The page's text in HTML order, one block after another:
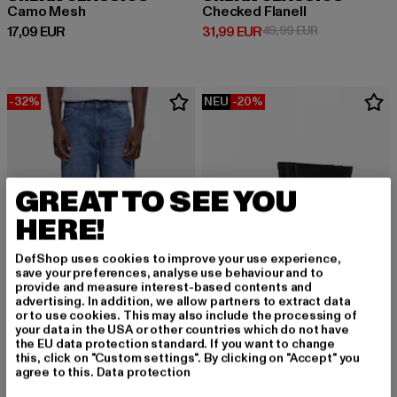
Camo Mesh
17,09 EUR
Derzeitiger Preis: 17,09 EUR
Checked Flanell
31,99 EUR
Derzeitiger Preis: 31,99 EUR
49,99 EURAktionspreis:
-32%
URBAN CLASSICS
Heavy Ounce
33,99 EUR
Derzeitiger Preis: 33,99 EURAktionspreis: 49,99 EUR
NEU -20%
URBAN CLASSICS
3-Pack Sport
GREAT TO SEE YOU
HERE!
DefShop uses cookies to improve your use experience,
save your preferences, analyse use behaviour and to
provide and measure interest-based contents and
advertising. In addition, we allow partners to extract data
or to use cookies. This may also include the processing of
your data in the USA or other countries which do not have
the EU data protection standard. If you want to change
this, click on "Custom settings". By clicking on "Accept" you
agree to this. Data protection